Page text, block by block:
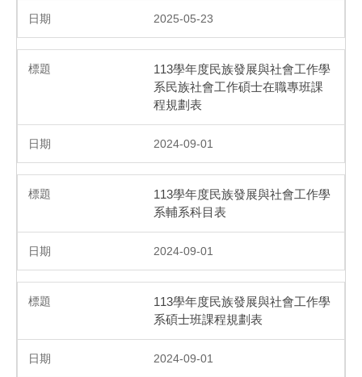
2025-05-23
113學年度民族發展與社會工作學
系民族社會工作碩士在職專班課
程規劃表
2024-09-01
113學年度民族發展與社會工作學
系輔系科目表
2024-09-01
113學年度民族發展與社會工作學
系碩士班課程規劃表
2024-09-01